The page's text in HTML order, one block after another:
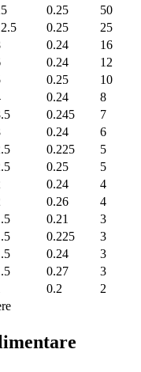
0.25
50
0.25
25
0.24
16
0.24
12
0.25
10
0.24
8
0.245
7
0.24
6
0.225
5
0.25
5
0.24
4
0.26
4
0.21
3
0.225
3
0.24
3
0.27
3
0.2
2